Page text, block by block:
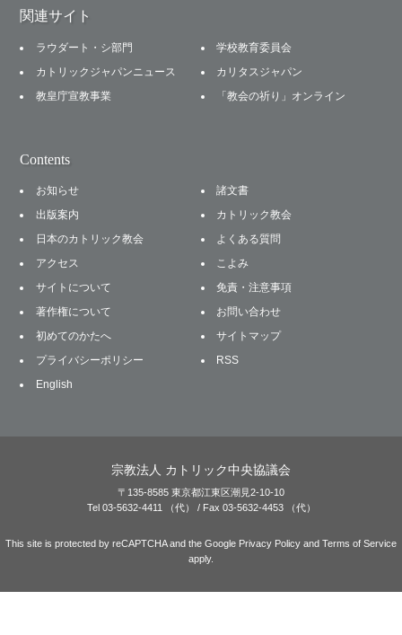
関連サイト
ラウダート・シ部門
学校教育委員会
カトリックジャパンニュース
カリタスジャパン
教皇庁宣教事業
「教会の祈り」オンライン
Contents
お知らせ
諸文書
出版案内
カトリック教会
日本のカトリック教会
よくある質問
アクセス
こよみ
サイトについて
免責・注意事項
著作権について
お問い合わせ
初めてのかたへ
サイトマップ
プライバシーポリシー
RSS
English
宗教法人 カトリック中央協議会
〒135-8585 東京都江東区潮見2-10-10
Tel 03-5632-4411 （代） / Fax 03-5632-4453 （代）
This site is protected by reCAPTCHA and the Google Privacy Policy and Terms of Service
apply.